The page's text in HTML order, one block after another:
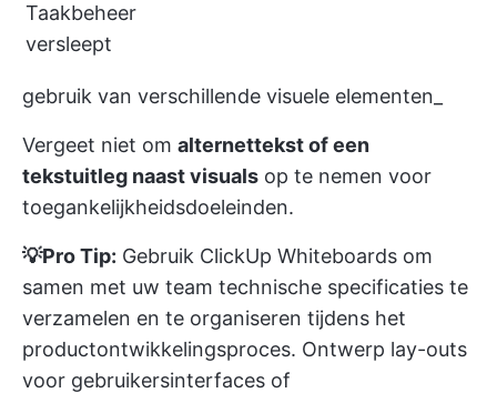
Taakbeheer
versleept
gebruik van verschillende visuele elementen_
Vergeet niet om alternettekst of een
tekstuitleg naast visuals op te nemen voor
toegankelijkheidsdoeleinden.
💡Pro Tip: Gebruik ClickUp Whiteboards om
samen met uw team technische specificaties te
verzamelen en te organiseren tijdens het
productontwikkelingsproces. Ontwerp lay-outs
voor gebruikersinterfaces of